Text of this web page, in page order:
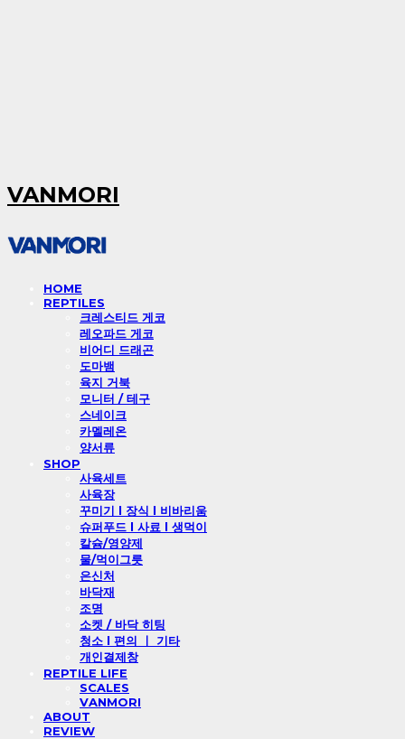
VANMORI
HOME
REPTILES
크레스티드 게코
레오파드 게코
비어디 드래곤
도마뱀
육지 거북
모니터 / 테구
스네이크
카멜레온
양서류
SHOP
사육세트
사육장
꾸미기 l 장식 l 비바리움
슈퍼푸드 l 사료 l 생먹이
칼슘/영양제
물/먹이그릇
은신처
바닥재
조명
소켓 / 바닥 히팅
청소 l 편의 ㅣ 기타
개인결제창
REPTILE LIFE
SCALES
VANMORI
ABOUT
REVIEW